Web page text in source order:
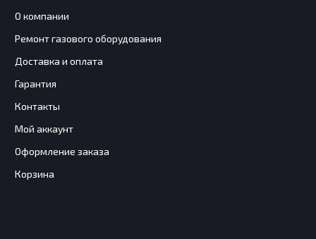
О компании
Ремонт газового оборудования
Доставка и оплата
Гарантия
Контакты
Мой аккаунт
Оформление заказа
Корзина